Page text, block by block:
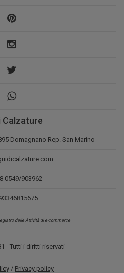
Calzature
Domagnano Rep. San Marino
0549/903962
delle Attività di e-commerce
- Tutti i diritti riservati
/ Privacy policy